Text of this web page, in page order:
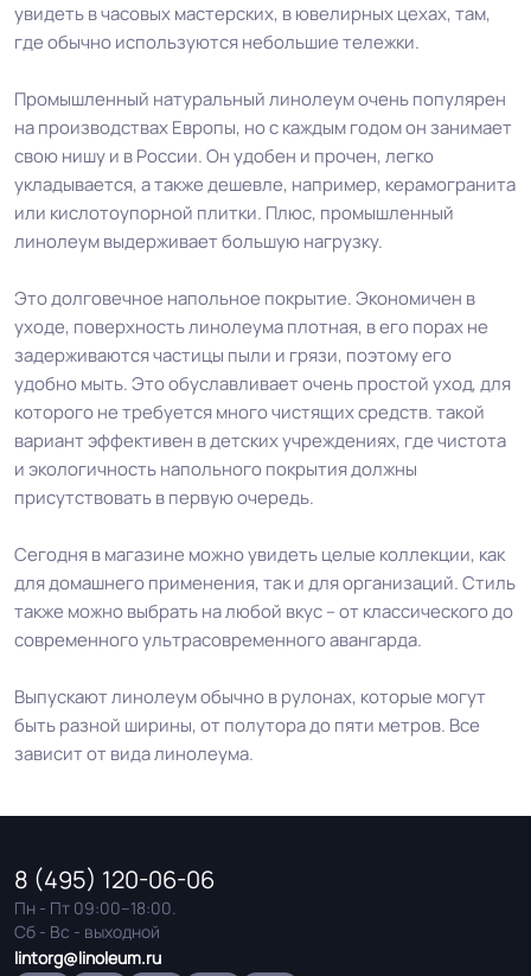
увидеть в часовых мастерских, в ювелирных цехах, там,
где обычно используются небольшие тележки.
Промышленный натуральный линолеум очень популярен
на производствах Европы, но с каждым годом он занимает
свою нишу и в России. Он удобен и прочен, легко
укладывается, а также дешевле, например, керамогранита
или кислотоупорной плитки. Плюс, промышленный
линолеум выдерживает большую нагрузку.
Это долговечное напольное покрытие. Экономичен в
уходе, поверхность линолеума плотная, в его порах не
задерживаются частицы пыли и грязи, поэтому его
удобно мыть. Это обуславливает очень простой уход, для
которого не требуется много чистящих средств. такой
вариант эффективен в детских учреждениях, где чистота
и экологичность напольного покрытия должны
присутствовать в первую очередь.
Сегодня в магазине можно увидеть целые коллекции, как
для домашнего применения, так и для организаций. Стиль
также можно выбрать на любой вкус – от классического до
современного ультрасовременного авангарда.
Выпускают линолеум обычно в рулонах, которые могут
быть разной ширины, от полутора до пяти метров. Все
зависит от вида линолеума.
8 (495) 120-06-06
Пн - Пт 09:00–18:00.
Сб - Вс - выходной
lintorg@linoleum.ru